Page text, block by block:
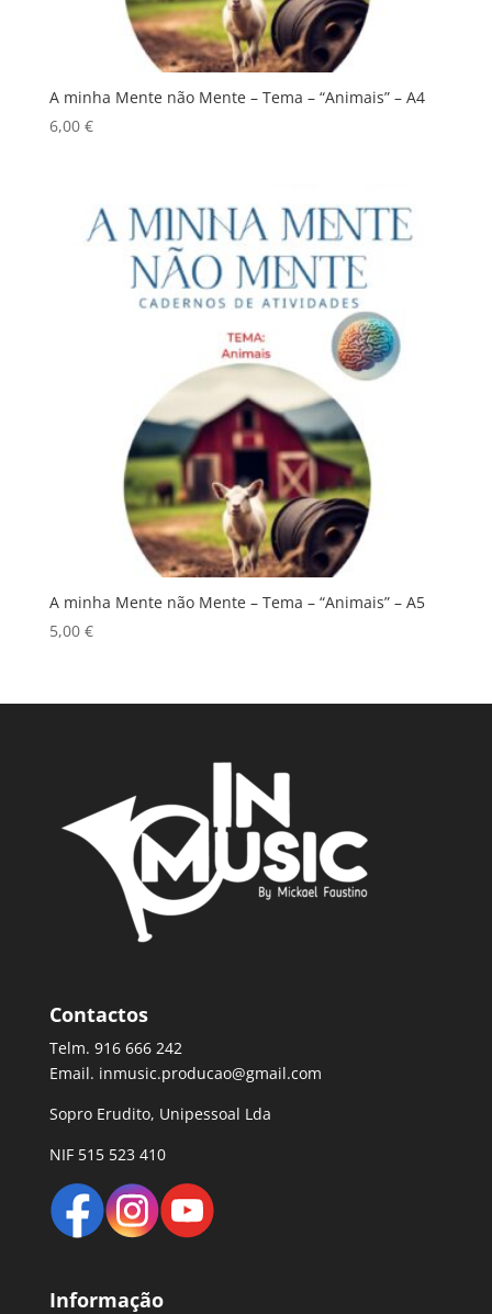
A minha Mente não Mente – Tema – “Animais” – A4
6,00 €
A minha Mente não Mente – Tema – “Animais” – A5
5,00 €
Contactos
Telm. 916 666 242
Email. inmusic.producao@gmail.com
Sopro Erudito, Unipessoal Lda
NIF 515 523 410
Informação